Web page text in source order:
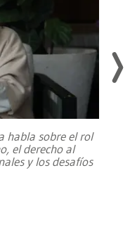
habla sobre el rol
el derecho al
y los desafíos